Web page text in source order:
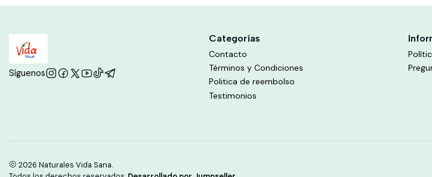
Síguenos
Categorías
Contacto
Términos y Condiciones
Politica de reembolso
Testimonios
2026 Naturales Vida Sana.